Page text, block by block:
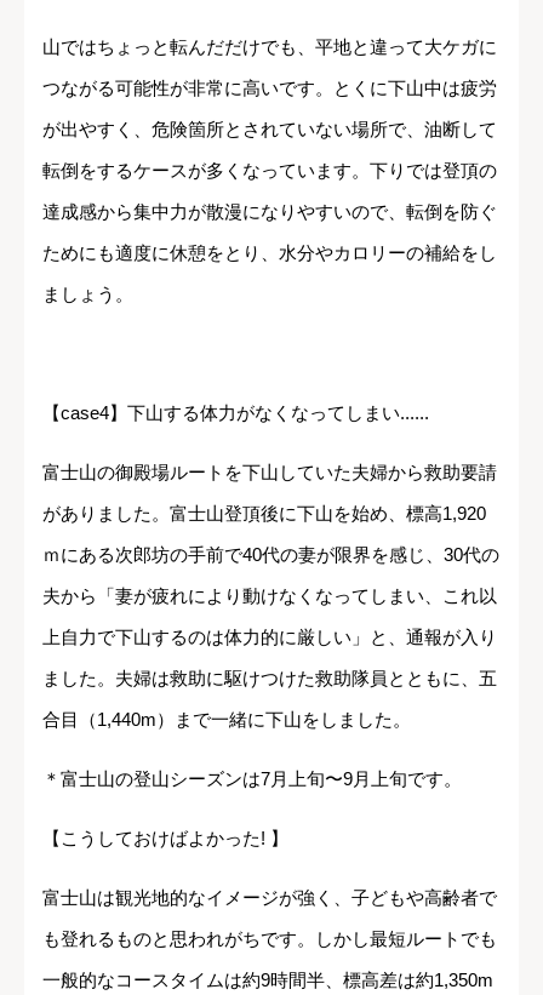
山ではちょっと転んだだけでも、平地と違って大ケガに
つながる可能性が非常に高いです。とくに下山中は疲労
が出やすく、危険箇所とされていない場所で、油断して
転倒をするケースが多くなっています。下りでは登頂の
達成感から集中力が散漫になりやすいので、転倒を防ぐ
ためにも適度に休憩をとり、水分やカロリーの補給をし
ましょう。
【case4】下山する体力がなくなってしまい......
富士山の御殿場ルートを下山していた夫婦から救助要請
がありました。富士山登頂後に下山を始め、標高1,920
ｍにある次郎坊の手前で40代の妻が限界を感じ、30代の
夫から「妻が疲れにより動けなくなってしまい、これ以
上自力で下山するのは体力的に厳しい」と、通報が入り
ました。夫婦は救助に駆けつけた救助隊員とともに、五
合目（1,440m）まで一緒に下山をしました。
＊富士山の登山シーズンは7月上旬〜9月上旬です。
【こうしておけばよかった! 】
富士山は観光地的なイメージが強く、子どもや高齢者で
も登れるものと思われがちです。しかし最短ルートでも
一般的なコースタイムは約9時間半、標高差は約1,350m